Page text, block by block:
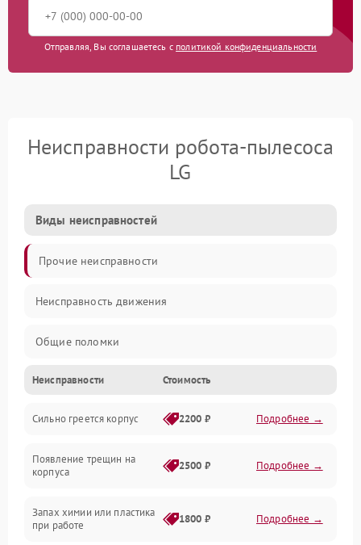
Отправляя, Вы соглашаетесь с политикой конфиденциальности
Неисправности робота-пылесоса
LG
Виды неисправностей
Прочие неисправности
Неисправность движения
Общие поломки
Неисправность датчиков
Неисправность программного обеспечения
Проблемы с сигналом
Неисправности Стоимость
Сильно греется корпус 2200 ₽ Подробнее →
Появление трещин на
корпуса
2500 ₽ Подробнее →
Запах химии или пластика
при работе
1800 ₽ Подробнее →